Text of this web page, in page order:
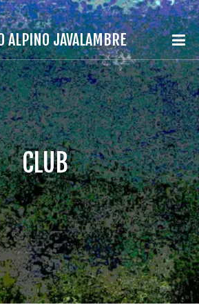
ALPINO JAVALAMBRE
CLUB